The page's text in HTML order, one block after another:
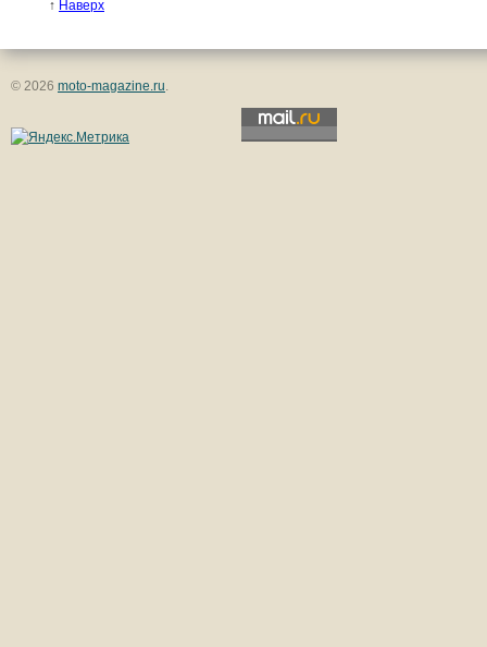
↑ Наверх
© 2026 moto-magazine.ru.